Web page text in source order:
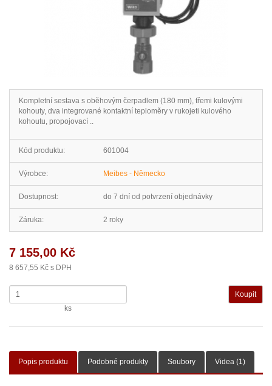
Kompletní sestava s oběhovým čerpadlem (180 mm), třemi kulovými
kohouty, dva integrované kontaktní teploměry v rukojeti kulového
kohoutu, propojovací ..
Kód produktu: 601004
Výrobce: Meibes - Německo
Dostupnost: do 7 dní od potvrzení objednávky
Záruka: 2 roky
7 155,00 Kč
8 657,55 Kč s DPH
ks
Popis produktu Podobné produkty Soubory Videa (1)